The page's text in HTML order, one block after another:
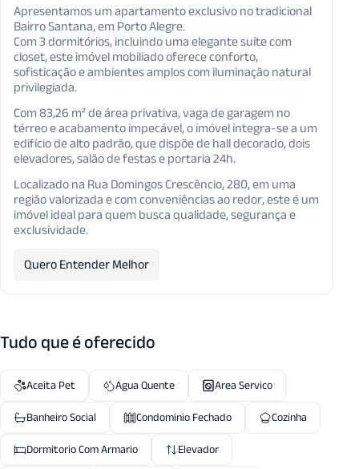
Apresentamos um apartamento exclusivo no tradicional
Bairro Santana, em Porto Alegre.
Com 3 dormitórios, incluindo uma elegante suíte com
closet, este imóvel mobiliado oferece conforto,
sofisticação e ambientes amplos com iluminação natural
privilegiada.
Com 83,26 m² de área privativa, vaga de garagem no
térreo e acabamento impecável, o imóvel integra-se a um
edifício de alto padrão, que dispõe de hall decorado, dois
elevadores, salão de festas e portaria 24h.
Localizado na Rua Domingos Crescêncio, 280, em uma
região valorizada e com conveniências ao redor, este é um
imóvel ideal para quem busca qualidade, segurança e
exclusividade.
Quero Entender Melhor
Tudo que é oferecido
Aceita Pet Agua Quente
Area Servico
Banheiro Social
Condominio Fechado
Cozinha
Dormitorio Com Armario
Elevador